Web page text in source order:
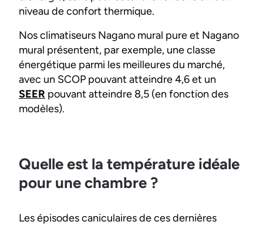
niveau de confort thermique.
Nos climatiseurs Nagano mural pure et Nagano
mural présentent, par exemple, une classe
énergétique parmi les meilleures du marché,
avec un SCOP pouvant atteindre 4,6 et un
SEER pouvant atteindre 8,5 (en fonction des
modèles).
Quelle est la température idéale
pour une chambre ?
Les épisodes caniculaires de ces dernières